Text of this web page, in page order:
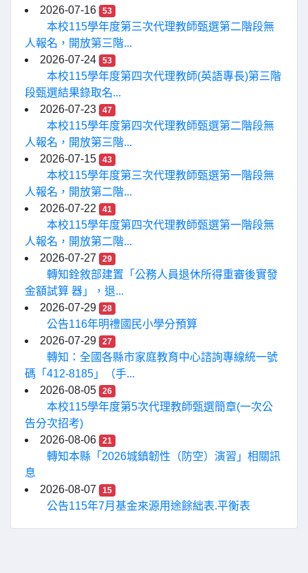
2026-07-16
53
本校115學年度第三次代理教師甄選第二階段無
人報名，開放第三階...
2026-07-24
53
本校115學年度第四次代理教師(英語專長)第三階
段甄選結果錄取名...
2026-07-23
47
本校115學年度第四次代理教師甄選第二階段無
人報名，開放第三階...
2026-07-15
43
本校115學年度第三次代理教師甄選第一階段無
人報名，開放第二階...
2026-07-22
41
本校115學年度第四次代理教師甄選第一階段無
人報名，開放第二階...
2026-07-27
29
轉知銓敘部建置「公務人員退休所得重審後實發
金額試算 器」，退...
2026-07-29
28
公告116年明禮國民小學分預算
2026-07-29
27
轉知：全國各縣市家庭教育中心諮詢專線統一號
碼「412-8185」（手...
2026-08-05
26
本校115學年度第5次代理教師甄選簡章(一次公
告分次招考)
2026-08-06
21
轉知本縣「2026城鎮韌性（防空）演習」相關訊
息
2026-08-07
15
公告115年7月基金來源用途餘絀表.平衡表